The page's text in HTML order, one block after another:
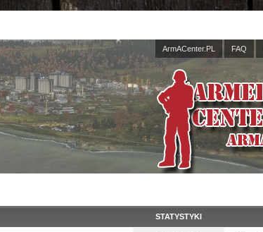
ArmACenter.PL FAQ
STATYSTYKI